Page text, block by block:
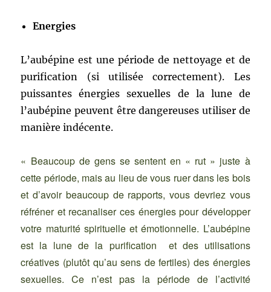
Energies
L’aubépine est une période de nettoyage et de
purification (si utilisée correctement). Les
puissantes énergies sexuelles de la lune de
l’aubépine peuvent être dangereuses utiliser de
manière indécente.
« Beaucoup de gens se sentent en « rut » juste à
cette période, mais au lieu de vous ruer dans les bois
et d’avoir beaucoup de rapports, vous devriez vous
réfréner et recanaliser ces énergies pour développer
votre maturité spirituelle et émotionnelle. L’aubépine
est la lune de la purification et des utilisations
créatives (plutôt qu’au sens de fertiles) des énergies
sexuelles. Ce n’est pas la période de l’activité